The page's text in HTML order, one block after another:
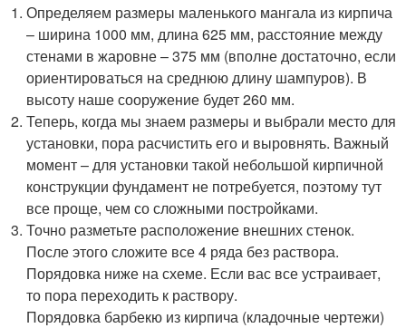
Определяем размеры маленького мангала из кирпича
– ширина 1000 мм, длина 625 мм, расстояние между
стенами в жаровне – 375 мм (вполне достаточно, если
ориентироваться на среднюю длину шампуров). В
высоту наше сооружение будет 260 мм.
Теперь, когда мы знаем размеры и выбрали место для
установки, пора расчистить его и выровнять. Важный
момент – для установки такой небольшой кирпичной
конструкции фундамент не потребуется, поэтому тут
все проще, чем со сложными постройками.
Точно разметьте расположение внешних стенок.
После этого сложите все 4 ряда без раствора.
Порядовка ниже на схеме. Если вас все устраивает,
то пора переходить к раствору.
Порядовка барбекю из кирпича (кладочные чертежи)